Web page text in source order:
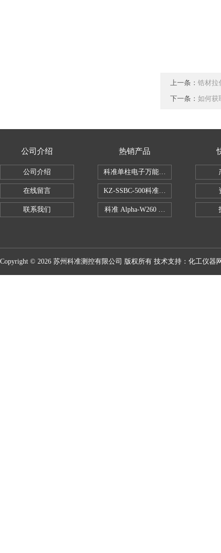
上一条： 锆材拉
下一条： 如何获
公司介绍
公司介绍
在线留言
联系我们
热销产品
科准单柱电子万能拉力机KZ-SSBC-500
KZ-SSBC-500科准单柱电子万能试验
科准 Alpha-W260 半导体全自动推拉
Copyright © 2026 苏州科准测控有限公司 版权所有 技术支持： 化工仪器